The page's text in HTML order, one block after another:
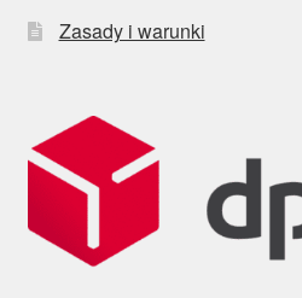
Zasady i warunki